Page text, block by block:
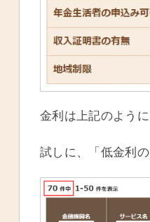
金利は上記のよう
試しに、「低金利